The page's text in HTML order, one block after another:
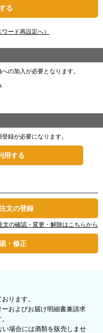
る
ード再設定へ）
の加入が必要となります。
録が必要になります。
用する
文の登録
文の確認・変更・解除はこちらから
・修正
ります。
ーおよびお届け明細書兼請求
場合には酒類を販売しませ